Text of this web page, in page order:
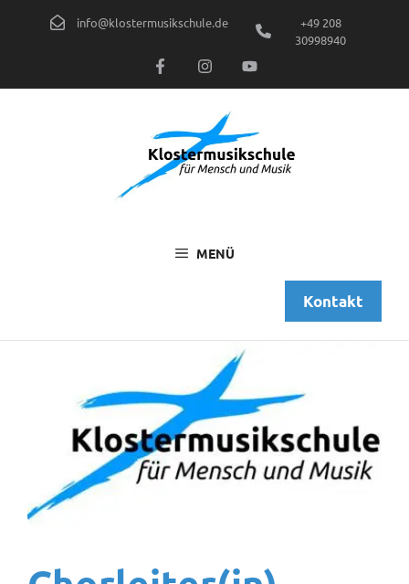
info@klostermusikschule.de
+49 208
30998940
MENÜ
Kontakt